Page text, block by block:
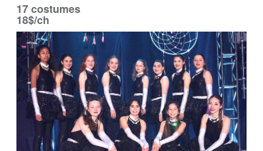
17 costumes
18$/ch